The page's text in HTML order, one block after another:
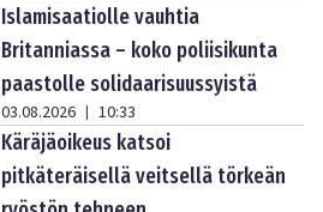
Islamisaatiolle vauhtia
Britanniassa – koko poliisikunta
paastolle solidaarisuussyistä
03.08.2026 | 10:33
Käräjäoikeus katsoi
pitkäteräisellä veitsellä törkeän